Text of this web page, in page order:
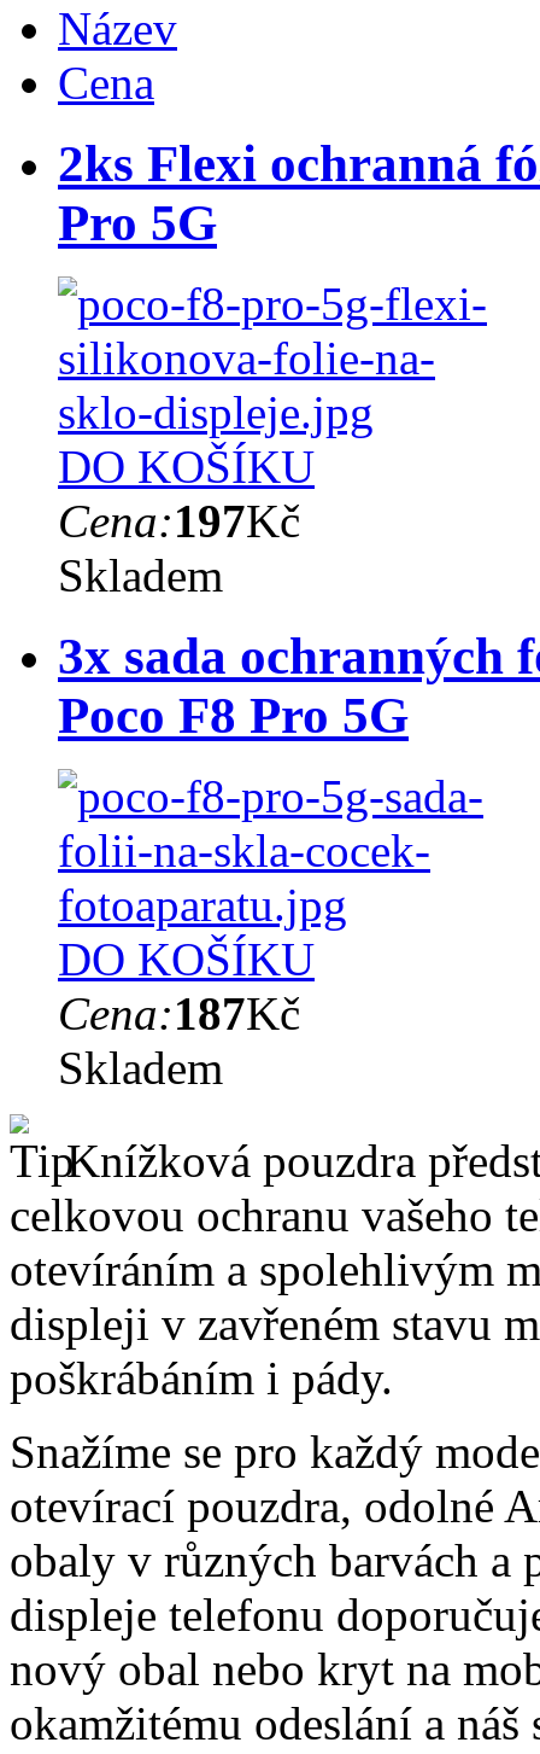
Název
Cena
2ks Flexi ochranná
Pro 5G
DO KOŠÍKU
Cena:197Kč
Skladem
3x sada ochranných
Poco F8 Pro 5G
DO KOŠÍKU
Cena:187Kč
Skladem
Knížková pouzdra
celkovou ochranu vašeho
otevíráním a spolehlivým
displeji v zavřeném stavu
poškrábáním i pády.
Snažíme se pro každý
otevírací pouzdra, odolné
obaly v různých barvách a
displeje telefonu
nový obal nebo kryt na
okamžitému odeslání a